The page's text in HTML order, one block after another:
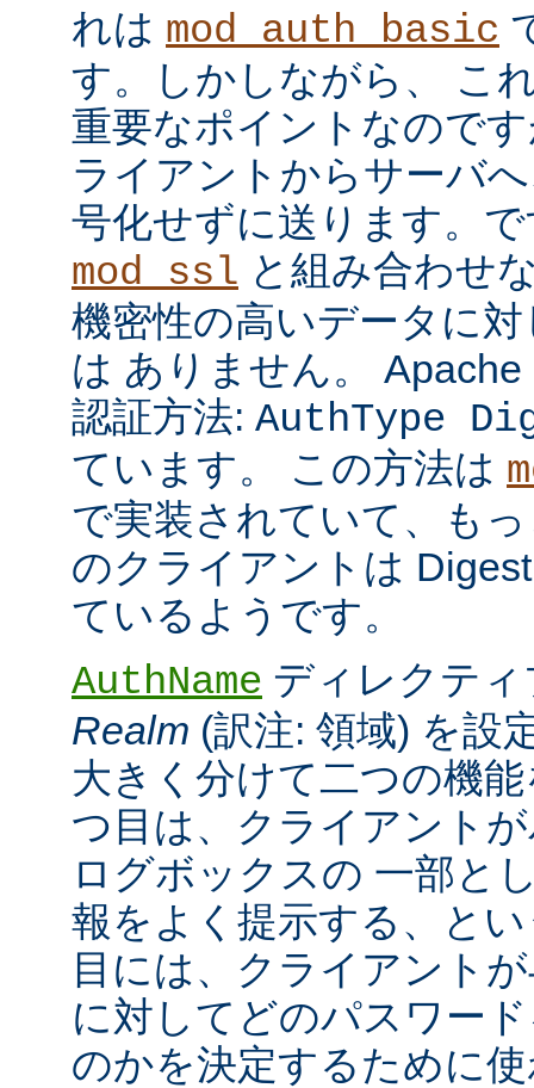
れは mod_auth_basic
す。しかしながら、 こ
重要なポイントなので
ライアントからサーバ
号化せずに送ります。
mod_ssl と組み合わせ
機密性の高いデータに
は ありません。
認証方法: AuthType
ています。 この方法は
で実装されていて、も
のクライアントは
ているようです。
AuthName ディレクテ
Realm (訳注: 領域) を設
大きく分けて二つの機
つ目は、クライアント
ログボックスの 一部と
報をよく提示する、と
目には、クライアント
に対してどのパスワー
のかを決定するために